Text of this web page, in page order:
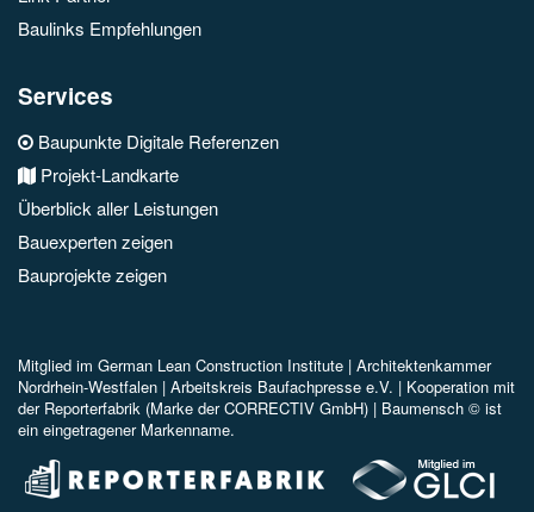
Baulinks Empfehlungen
Services
Baupunkte Digitale Referenzen
Projekt-Landkarte
Überblick aller Leistungen
Bauexperten zeigen
Bauprojekte zeigen
Mitglied im German Lean Construction Institute | Architektenkammer
Nordrhein-Westfalen | Arbeitskreis Baufachpresse e.V. | Kooperation mit
der Reporterfabrik (Marke der CORRECTIV GmbH) | Baumensch © ist
ein eingetragener Markenname.